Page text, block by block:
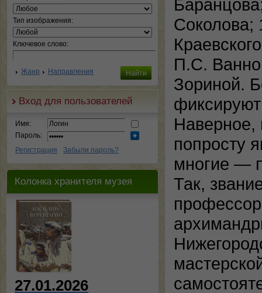
Тип изображения:
Ключевое слово:
Жанр Направления
Вход для пользователей
Имя:
Пароль:
Регистрация
Забыли пароль?
Колонка хранителя музея
27.01.2026
Соколова;
П.С.
Зориной.
фиксируют
Наверное,
попросту
многие —
Так,